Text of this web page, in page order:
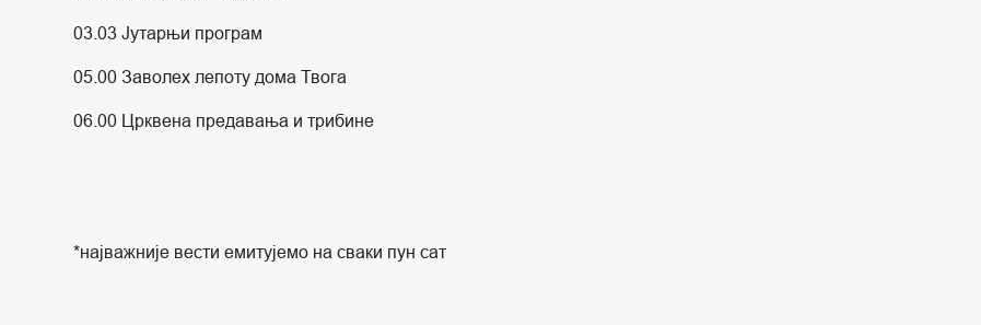
03.03 Јутарњи програм
05.00 Заволех лепоту дома Твога
06.00 Црквена предавања и трибине
*најважније вести емитујемо на сваки пун сат